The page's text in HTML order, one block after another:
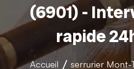
(6901) -
rapide
Accueil serrurier Mont-